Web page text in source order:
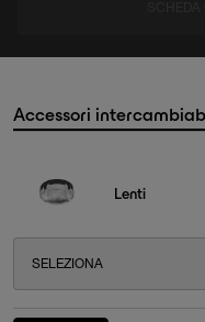
Accessori
Lenti
SELEZIONA